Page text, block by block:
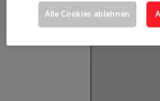
Alle Cookies ablehnen